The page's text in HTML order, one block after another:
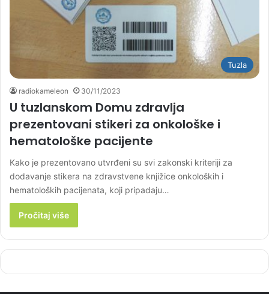
Tuzla
radiokameleon 30/11/2023
U tuzlanskom Domu zdravlja
prezentovani stikeri za onkološke i
hematološke pacijente
Kako je prezentovano utvrđeni su svi zakonski kriteriji za
dodavanje stikera na zdravstvene knjižice onkoloških i
hematoloških pacijenata, koji pripadaju…
Pročitaj više